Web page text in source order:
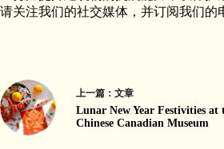
请关注我们的社交媒体，并订阅我们的
上一篇： 文章
Lunar New Year Festivities at
Chinese Canadian Museum